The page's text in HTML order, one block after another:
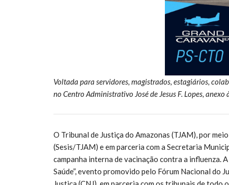
Voltada para servidores, magistrados, estagiários,
no Centro Administrativo José de Jesus F. Lopes, anexo
O Tribunal de Justiça do Amazonas (TJAM), por
(Sesis/TJAM) e em parceria com a Secretaria
campanha interna de vacinação contra a influenza.
Saúde”, evento promovido pelo Fórum Nacional do